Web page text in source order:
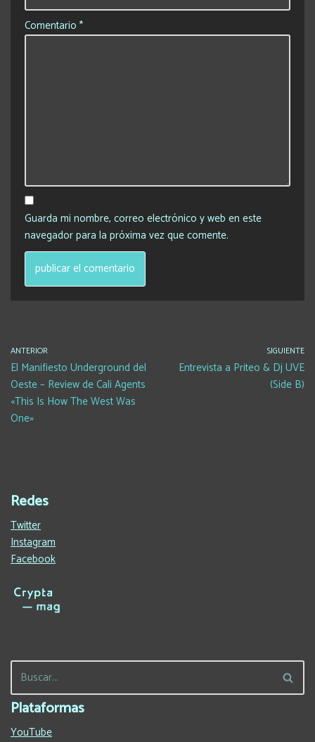
Comentario *
Guarda mi nombre, correo electrónico y web en este
navegador para la próxima vez que comente.
ANTERIOR
El Manifiesto Underground del
Oeste – Review de Cali Agents
«This Is How The West Was
One»
SIGUIENTE
Entrevista a Priteo & Dj UVE
(Side B)
Redes
Twitter
Instagram
Facebook
Plataformas
YouTube